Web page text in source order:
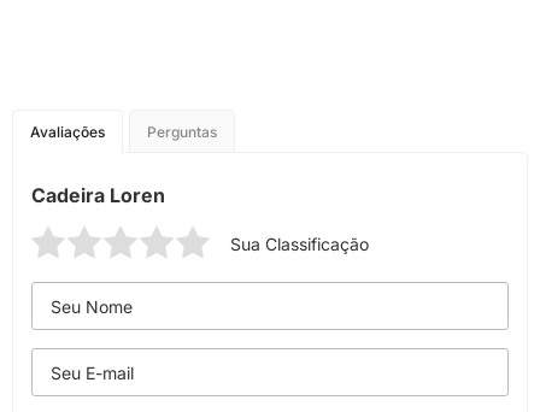
Avaliações Perguntas
Cadeira Loren
Sua Classificação